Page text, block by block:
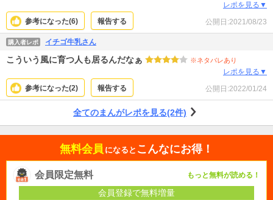
レポを見る▼
参考になった(6) 報告する 公開日:2021/08/23
購入者レポ イチゴ牛乳さん
こういう風に育つ人も居るんだなぁ ※ネタバレあり
レポを見る▼
参考になった(2) 報告する 公開日:2022/01/24
全てのまんがレポを見る(2件)
無料会員 になると こんなにお得！
会員限定無料 もっと無料が読める！
会員登録で無料増量